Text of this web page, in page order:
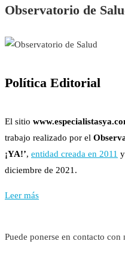
Observatorio de
Política Editorial
El sitio
trabajo realizado por el
¡YA!’, entidad creada en 2011
diciembre de 2021.
Leer más
Puede ponerse en contacto con